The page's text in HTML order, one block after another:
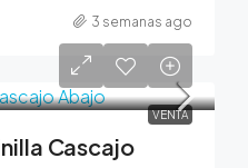
3 semanas ago
VENTA
Cascajo